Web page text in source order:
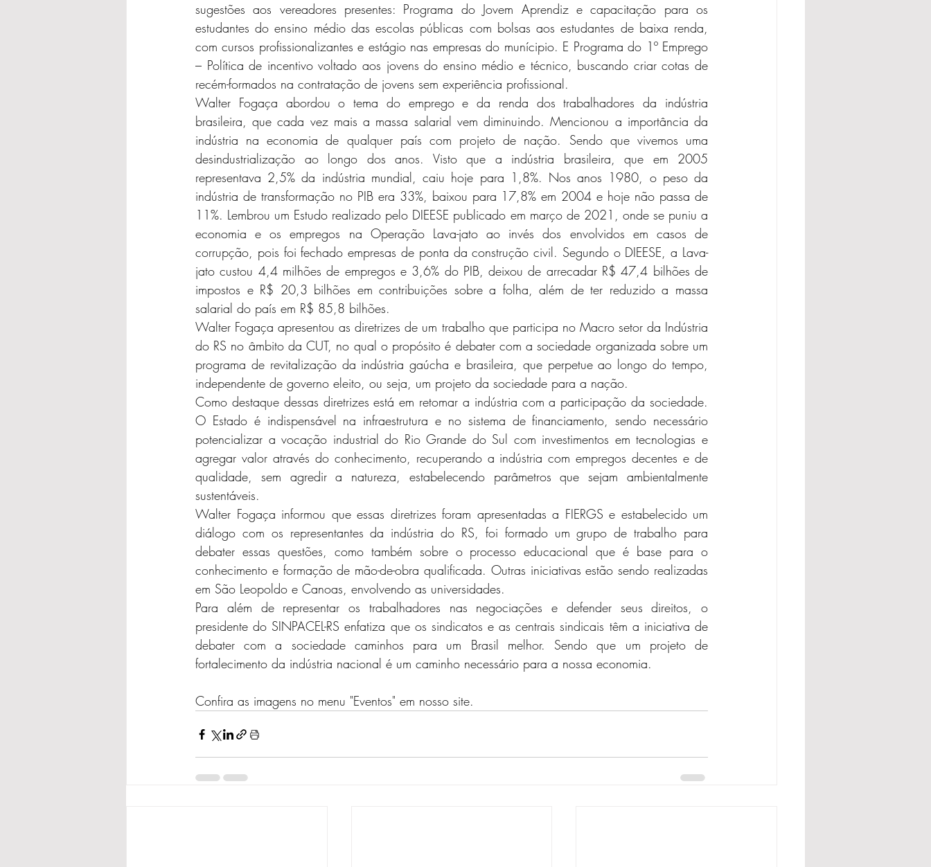
sugestões aos vereadores presentes: Programa do Jovem Aprendiz e capacitação para os
estudantes do ensino médio das escolas públicas com bolsas aos estudantes de baixa renda,
com cursos profissionalizantes e estágio nas empresas do munícipio. E Programa do 1º Emprego
– Política de incentivo voltado aos jovens do ensino médio e técnico, buscando criar cotas de
recém-formados na contratação de jovens sem experiência profissional.
Walter Fogaça abordou o tema do emprego e da renda dos trabalhadores da indústria
brasileira, que cada vez mais a massa salarial vem diminuindo. Mencionou a importância da
indústria na economia de qualquer país com projeto de nação. Sendo que vivemos uma
desindustrialização ao longo dos anos. Visto que a indústria brasileira, que em 2005
representava 2,5% da indústria mundial, caiu hoje para 1,8%. Nos anos 1980, o peso da
indústria de transformação no PIB era 33%, baixou para 17,8% em 2004 e hoje não passa de
11%. Lembrou um Estudo realizado pelo DIEESE publicado em março de 2021, onde se puniu a
economia e os empregos na Operação Lava-jato ao invés dos envolvidos em casos de
corrupção, pois foi fechado empresas de ponta da construção civil. Segundo o DIEESE, a Lava-
jato custou 4,4 milhões de empregos e 3,6% do PIB, deixou de arrecadar R$ 47,4 bilhões de
impostos e R$ 20,3 bilhões em contribuições sobre a folha, além de ter reduzido a massa
salarial do país em R$ 85,8 bilhões.
Walter Fogaça apresentou as diretrizes de um trabalho que participa no Macro setor da Indústria
do RS no âmbito da CUT, no qual o propósito é debater com a sociedade organizada sobre um
programa de revitalização da indústria gaúcha e brasileira, que perpetue ao longo do tempo,
independente de governo eleito, ou seja, um projeto da sociedade para a nação.
Como destaque dessas diretrizes está em retomar a indústria com a participação da sociedade.
O Estado é indispensável na infraestrutura e no sistema de financiamento, sendo necessário
potencializar a vocação industrial do Rio Grande do Sul com investimentos em tecnologias e
agregar valor através do conhecimento, recuperando a indústria com empregos decentes e de
qualidade, sem agredir a natureza, estabelecendo parâmetros que sejam ambientalmente
sustentáveis.
Walter Fogaça informou que essas diretrizes foram apresentadas a FIERGS e estabelecido um
diálogo com os representantes da indústria do RS, foi formado um grupo de trabalho para
debater essas questões, como também sobre o processo educacional que é base para o
conhecimento e formação de mão-de-obra qualificada. Outras iniciativas estão sendo realizadas
em São Leopoldo e Canoas, envolvendo as universidades.
Para além de representar os trabalhadores nas negociações e defender seus direitos, o
presidente do SINPACEL-RS enfatiza que os sindicatos e as centrais sindicais têm a iniciativa de
debater com a sociedade caminhos para um Brasil melhor. Sendo que um projeto de
fortalecimento da indústria nacional é um caminho necessário para a nossa economia.
Confira as imagens no menu "Eventos" em nosso site.